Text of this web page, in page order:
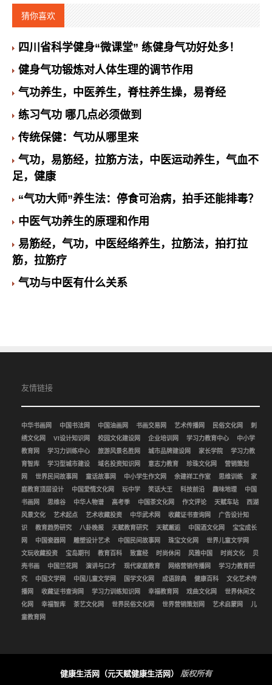
猜你喜欢
四川省科学健身“微课堂” 练健身气功好处多！
健身气功锻炼对人体生理的调节作用
气功养生，中医养生，脊柱养生操，易脊经
练习气功 哪几点必须做到
传统保健：气功从哪里来
气功，易筋经，拉筋方法，中医运动养生，气血不
足，健康
“气功大师”养生法：停食可治病，拍手还能排毒？
中医气功养生的原理和作用
易筋经，气功，中医经络养生，拉筋法，拍打拉
筋，拉筋疗
气功与中医有什么关系
友情链接
中华书画网 中国书法网 中国油画网 书画交易网 艺术传播网 民俗文化网
刺
绣文化网
VI设计知识网 校园文化建设网 企业培训网 学习力教育中心
中小学
教育网
学习力训练中心 旅游风景名胜网 城市品牌建设网 家长学院
学习力教
育智库
学习型城市建设 域名投资知识网 意志力教育 珍珠文化网
营销策划
网
世界民间故事网 童话故事网 中小学生作文网 余建祥工作室 思维训练
家
庭教育顶层设计
中国爱情文化网 玩中学 笑话大王 科技前沿 趣味地理
中国
书画网
思维谷 中华人物谱 高考季 中国茶文化网 作文评论 天赋车站
西湖
风景文化
艺术起点 艺术收藏投资 中华武术网 收藏证书查询网
广告设计知
识
教育趋势研究 八卦晚报 天赋教育研究 天赋邂逅 中国酒文化网
宝宝成长
网
中国瓷器网 雕塑设计艺术 中国民间故事网 珠宝文化网
世界儿童文学网
文玩收藏投资
宝岛期刊 教育百科 致富经 时尚休闲 风雅中国 时尚文化
贝
壳书画
中国兰花网 演讲与口才 现代家庭教育 网络营销传播网
学习力教育研
究
中国文学网 中国儿童文学网 国学文化网 成语辞典 健康百科
文化艺术传
播网
收藏证书查询网 学习力训练知识网 幸福教育网 戏曲文化网
世界休闲文
化网
幸福智库 茶艺文化网 世界民俗文化网 世界营销策划网 艺术启蒙网
儿
童教育网
健康生活网（元天赋健康生活网） 版权所有